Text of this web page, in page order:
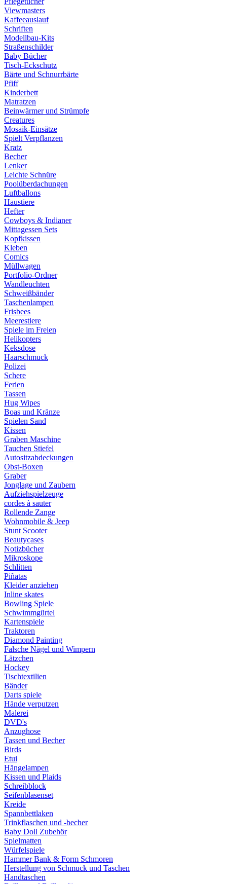
Viewmasters
Kaffeeauslauf
Schriften
Modellbau-Kits
Straßenschilder
Baby Bücher
Tisch-Eckschutz
Bärte und Schnurrbärte
Pfiff
Kinderbett
Matratzen
Beinwärmer und Strümpfe
Creatures
Mosaik-Einsätze
Spielt Verpflanzen
Kratz
Becher
Lenker
Leichte Schnüre
Poolüberdachungen
Luftballons
Haustiere
Hefter
Cowboys & Indianer
Mittagessen Sets
Kopfkissen
Kleben
Comics
Müllwagen
Portfolio-Ordner
Wandleuchten
Schweißbänder
Taschenlampen
Frisbees
Meerestiere
Spiele im Freien
Helikopters
Keksdose
Haarschmuck
Polizei
Schere
Ferien
Tassen
Hug Wipes
Boas und Kränze
Spielen Sand
Kissen
Graben Maschine
Tauchen Stiefel
Autositzabdeckungen
Obst-Boxen
Graber
Jonglage und Zaubern
Aufziehspielzeuge
cordes à sauter
Rollende Zange
Wohnmobile & Jeep
Stunt Scooter
Beautycases
Notizbücher
Mikroskope
Schlitten
Piñatas
Kleider anziehen
Inline skates
Bowling Spiele
Schwimmgürtel
Kartenspiele
Traktoren
Diamond Painting
Falsche Nägel und Wimpern
Lätzchen
Hockey
Tischtextilien
Bänder
Darts spiele
Hände verputzen
Malerei
DVD's
Anzughose
Tassen und Becher
Birds
Etui
Hängelampen
Kissen und Plaids
Schreibblock
Seifenblasenset
Kreide
Spannbettlaken
Trinkflaschen und -becher
Baby Doll Zubehör
Spielmatten
Würfelspiele
Hammer Bank & Form Schmoren
Herstellung von Schmuck und Taschen
Handtaschen